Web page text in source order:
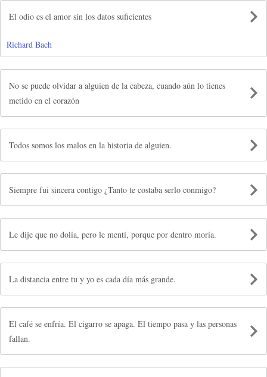
El odio es el amor sin los datos suficientes
Richard Bach
No se puede olvidar a alguien de la cabeza, cuando aún lo tienes
metido en el corazón
Todos somos los malos en la historia de alguien.
Siempre fui sincera contigo ¿Tanto te costaba serlo conmigo?
Le dije que no dolía, pero le mentí, porque por dentro moría.
La distancia entre tu y yo es cada día más grande.
El café se enfría. El cigarro se apaga. El tiempo pasa y las personas
fallan.